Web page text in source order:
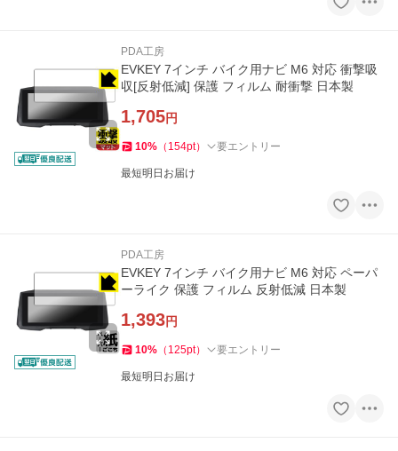
PDA工房
EVKEY 7インチ バイク用ナビ M6 対応 衝撃吸
収[反射低減] 保護 フィルム 耐衝撃 日本製
1,705円
10% （ 154pt） 要エントリー
最短明日お届け
PDA工房
EVKEY 7インチ バイク用ナビ M6 対応 ペーパ
ーライク 保護 フィルム 反射低減 日本製
1,393円
10% （ 125pt） 要エントリー
最短明日お届け